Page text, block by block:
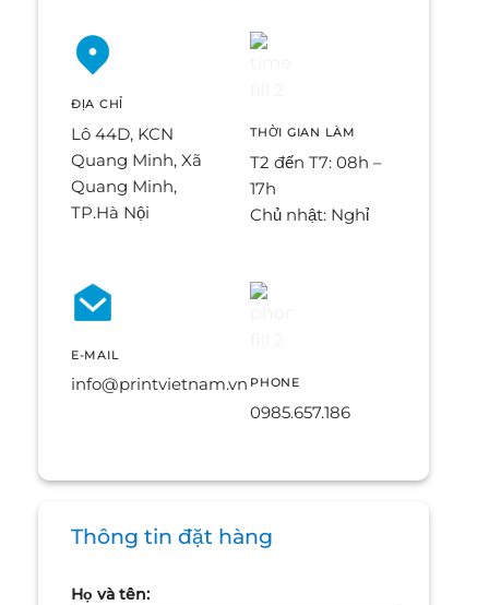
ĐỊA CHỈ
Lô 44D, KCN
Quang Minh, Xã
Quang Minh,
TP.Hà Nội
THỜI GIAN LÀM
T2 đến T7: 08h –
17h
Chủ nhật: Nghỉ
E-MAIL
info@printvietnam.vn PHONE
0985.657.186
Thông tin đặt hàng
Họ và tên: